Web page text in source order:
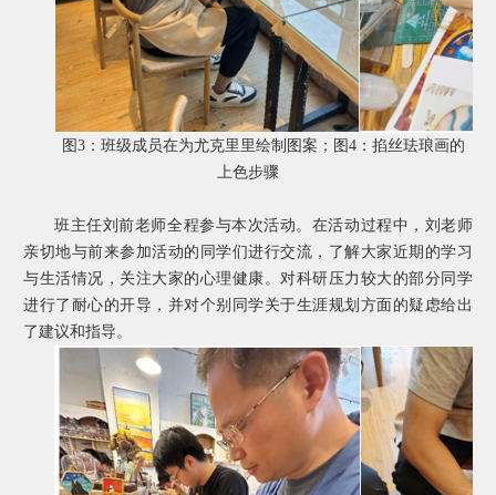
图 3 ：班级成员在为尤克里里绘制图案；图 4 ：掐丝珐琅画的
上色步骤
班主任刘前老师全程参与本次活动。在活动过程中，刘老师
亲切地与前来参加活动的同学们进行交流，了解大家近期的学习
与生活情况，关注大家的心理健康。对科研压力较大的部分同学
进行了耐心的开导，并对个别同学关于生涯规划方面的疑虑给出
了建议和指导。